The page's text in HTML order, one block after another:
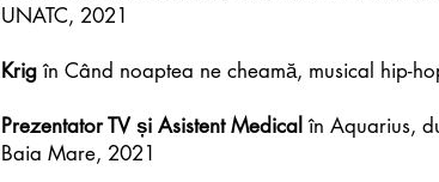
UNATC, 2021
Krigîn Când noaptea ne cheamă, musical hip-
Prezentator TV și Asistent Medical în Aquarius,
Baia Mare, 2021